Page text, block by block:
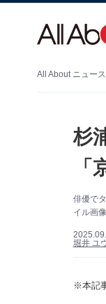
All About ニュース
杉
「
俳優で
イル画
堀井 ユ
※本記